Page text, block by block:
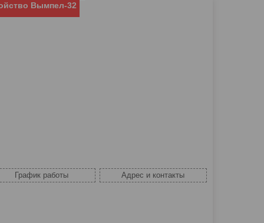
Вымпел-32
График работы Адрес и контакты